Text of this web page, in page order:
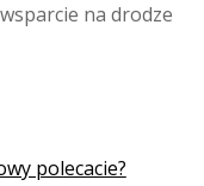
na drodze
polecacie?